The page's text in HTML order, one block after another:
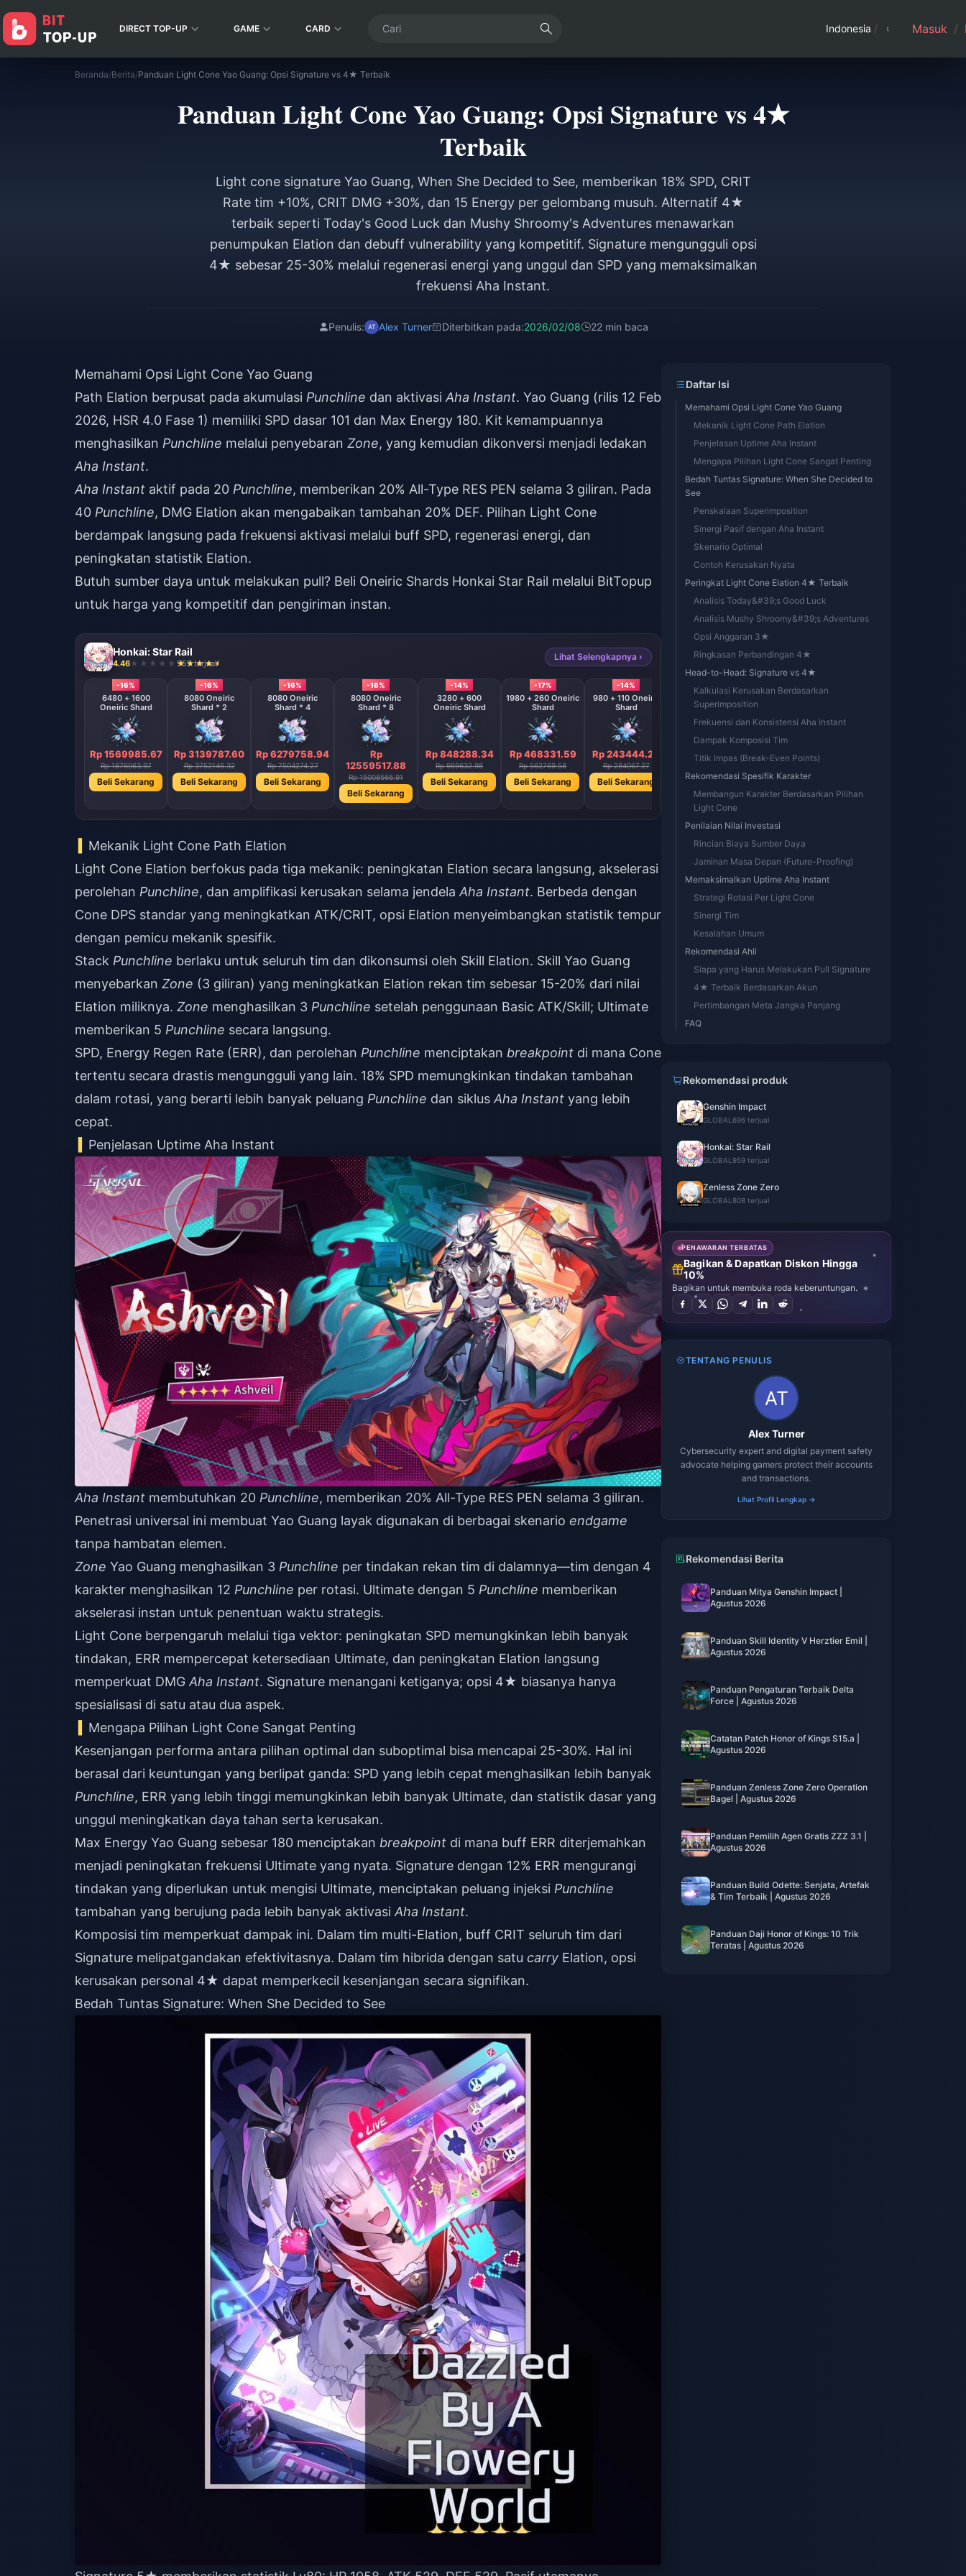
DIRECT TOP-UP GAME CARD Indonesia / Masuk /
Beranda/Berita/Panduan Light Cone Yao Guang: Opsi Signature vs 4★ Terbaik
Panduan Light Cone Yao Guang: Opsi Signature vs 4★
Terbaik
Light cone signature Yao Guang, When She Decided to See, memberikan 18% SPD, CRIT
Rate tim +10%, CRIT DMG +30%, dan 15 Energy per gelombang musuh. Alternatif 4★
terbaik seperti Today's Good Luck dan Mushy Shroomy's Adventures menawarkan
penumpukan Elation dan debuff vulnerability yang kompetitif. Signature mengungguli opsi
4★ sebesar 25-30% melalui regenerasi energi yang unggul dan SPD yang memaksimalkan
frekuensi Aha Instant.
Penulis: Alex Turner Diterbitkan pada:2026/02/08 22 min baca
Memahami Opsi Light Cone Yao Guang
Path Elation berpusat pada akumulasi Punchline dan aktivasi Aha Instant. Yao Guang (rilis 12 Feb
2026, HSR 4.0 Fase 1) memiliki SPD dasar 101 dan Max Energy 180. Kit kemampuannya
menghasilkan Punchline melalui penyebaran Zone, yang kemudian dikonversi menjadi ledakan
Aha Instant.
Aha Instant aktif pada 20 Punchline, memberikan 20% All-Type RES PEN selama 3 giliran. Pada
40 Punchline, DMG Elation akan mengabaikan tambahan 20% DEF. Pilihan Light Cone
berdampak langsung pada frekuensi aktivasi melalui buff SPD, regenerasi energi, dan
peningkatan statistik Elation.
Butuh sumber daya untuk melakukan pull? Beli Oneiric Shards Honkai Star Rail melalui BitTopup
untuk harga yang kompetitif dan pengiriman instan.
Honkai: Star Rail
4.46 959 terjual
Lihat Selengkapnya ›
-16%
6480 + 1600
Oneiric Shard
Rp 1569985.67
Rp 1876063.97
Beli Sekarang
-16%
8080 Oneiric
Shard * 2
Rp 3139787.60
Rp 3752146.32
Beli Sekarang
-16%
8080 Oneiric
Shard * 4
Rp 6279758.94
Rp 7504274.27
Beli Sekarang
-16%
8080 Oneiric
Shard * 8
Rp
12559517.88
Rp 15008566.91
Beli Sekarang
-14%
3280 + 600
Oneiric Shard
Rp 848288.34
Rp 989632.98
Beli Sekarang
-17%
1980 + 260 Oneiric
Shard
Rp 468331.59
Rp 562769.58
Beli Sekarang
-14%
980 + 110 Oneiric
Shard
Rp 243444.24
Rp 284067.27
Beli Sekarang
Pass
Rp 78085.89
Rp 93794.93
Beli Sekarang
Rp 78269.62
Beli Sekarang
Mekanik Light Cone Path Elation
Light Cone Elation berfokus pada tiga mekanik: peningkatan Elation secara langsung, akselerasi
perolehan Punchline, dan amplifikasi kerusakan selama jendela Aha Instant. Berbeda dengan
Cone DPS standar yang meningkatkan ATK/CRIT, opsi Elation menyeimbangkan statistik tempur
dengan pemicu mekanik spesifik.
Stack Punchline berlaku untuk seluruh tim dan dikonsumsi oleh Skill Elation. Skill Yao Guang
menyebarkan Zone (3 giliran) yang meningkatkan Elation rekan tim sebesar 15-20% dari nilai
Elation miliknya. Zone menghasilkan 3 Punchline setelah penggunaan Basic ATK/Skill; Ultimate
memberikan 5 Punchline secara langsung.
SPD, Energy Regen Rate (ERR), dan perolehan Punchline menciptakan breakpoint di mana Cone
tertentu secara drastis mengungguli yang lain. 18% SPD memungkinkan tindakan tambahan
dalam rotasi, yang berarti lebih banyak peluang Punchline dan siklus Aha Instant yang lebih
cepat.
Penjelasan Uptime Aha Instant
Aha Instant membutuhkan 20 Punchline, memberikan 20% All-Type RES PEN selama 3 giliran.
Penetrasi universal ini membuat Yao Guang layak digunakan di berbagai skenario endgame
tanpa hambatan elemen.
Zone Yao Guang menghasilkan 3 Punchline per tindakan rekan tim di dalamnya—tim dengan 4
karakter menghasilkan 12 Punchline per rotasi. Ultimate dengan 5 Punchline memberikan
akselerasi instan untuk penentuan waktu strategis.
Light Cone berpengaruh melalui tiga vektor: peningkatan SPD memungkinkan lebih banyak
tindakan, ERR mempercepat ketersediaan Ultimate, dan peningkatan Elation langsung
memperkuat DMG Aha Instant. Signature menangani ketiganya; opsi 4★ biasanya hanya
spesialisasi di satu atau dua aspek.
Mengapa Pilihan Light Cone Sangat Penting
Kesenjangan performa antara pilihan optimal dan suboptimal bisa mencapai 25-30%. Hal ini
berasal dari keuntungan yang berlipat ganda: SPD yang lebih cepat menghasilkan lebih banyak
Punchline, ERR yang lebih tinggi memungkinkan lebih banyak Ultimate, dan statistik dasar yang
unggul meningkatkan daya tahan serta kerusakan.
Max Energy Yao Guang sebesar 180 menciptakan breakpoint di mana buff ERR diterjemahkan
menjadi peningkatan frekuensi Ultimate yang nyata. Signature dengan 12% ERR mengurangi
tindakan yang diperlukan untuk mengisi Ultimate, menciptakan peluang injeksi Punchline
tambahan yang berujung pada lebih banyak aktivasi Aha Instant.
Komposisi tim memperkuat dampak ini. Dalam tim multi-Elation, buff CRIT seluruh tim dari
Signature melipatgandakan efektivitasnya. Dalam tim hibrida dengan satu carry Elation, opsi
kerusakan personal 4★ dapat memperkecil kesenjangan secara signifikan.
Bedah Tuntas Signature: When She Decided to See
Daftar Isi
Memahami Opsi Light Cone Yao Guang
Mekanik Light Cone Path Elation
Penjelasan Uptime Aha Instant
Mengapa Pilihan Light Cone Sangat Penting
Bedah Tuntas Signature: When She Decided to
See
Penskalaan Superimposition
Sinergi Pasif dengan Aha Instant
Skenario Optimal
Contoh Kerusakan Nyata
Peringkat Light Cone Elation 4★ Terbaik
Analisis Today&#39;s Good Luck
Analisis Mushy Shroomy&#39;s Adventures
Opsi Anggaran 3★
Ringkasan Perbandingan 4★
Head-to-Head: Signature vs 4★
Kalkulasi Kerusakan Berdasarkan
Superimposition
Frekuensi dan Konsistensi Aha Instant
Dampak Komposisi Tim
Titik Impas (Break-Even Points)
Rekomendasi Spesifik Karakter
Membangun Karakter Berdasarkan Pilihan
Light Cone
Penilaian Nilai Investasi
Rincian Biaya Sumber Daya
Jaminan Masa Depan (Future-Proofing)
Memaksimalkan Uptime Aha Instant
Strategi Rotasi Per Light Cone
Sinergi Tim
Kesalahan Umum
Rekomendasi Ahli
Siapa yang Harus Melakukan Pull Signature
4★ Terbaik Berdasarkan Akun
Pertimbangan Meta Jangka Panjang
FAQ
Rekomendasi produk
Genshin Impact
GLOBAL 696 terjual
Honkai: Star Rail
GLOBAL 959 terjual
Zenless Zone Zero
GLOBAL 808 terjual
PENAWARAN TERBATAS
Bagikan & Dapatkan Diskon Hingga
10%
Bagikan untuk membuka roda keberuntungan.
TENTANG PENULIS
Alex Turner
Cybersecurity expert and digital payment safety
advocate helping gamers protect their accounts
and transactions.
Lihat Profil Lengkap →
Rekomendasi Berita
Panduan Mitya Genshin Impact |
Agustus 2026
Panduan Skill Identity V Herztier Emil |
Agustus 2026
Panduan Pengaturan Terbaik Delta
Force | Agustus 2026
Catatan Patch Honor of Kings S15.a |
Agustus 2026
Panduan Zenless Zone Zero Operation
Bagel | Agustus 2026
Panduan Pemilih Agen Gratis ZZZ 3.1 |
Agustus 2026
Panduan Build Odette: Senjata, Artefak
& Tim Terbaik | Agustus 2026
Panduan Daji Honor of Kings: 10 Trik
Teratas | Agustus 2026